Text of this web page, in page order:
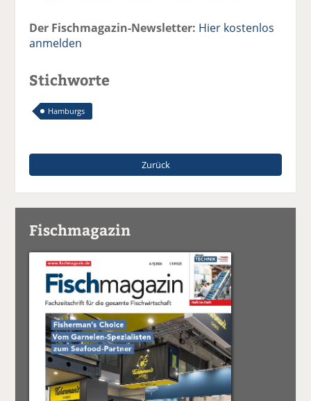
Der Fischmagazin-Newsletter: Hier kostenlos
anmelden
Stichworte
Hamburgs
Zurück
Fischmagazin